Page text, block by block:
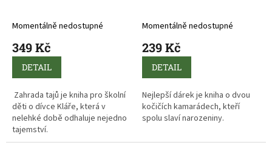
Momentálně nedostupné
349 Kč
DETAIL
Zahrada tajů je kniha pro školní
děti o dívce Kláře, která v
nelehké době odhaluje nejedno
tajemství.
Momentálně nedostupné
239 Kč
DETAIL
Nejlepší dárek je kniha o dvou
kočičích kamarádech, kteří
spolu slaví narozeniny.